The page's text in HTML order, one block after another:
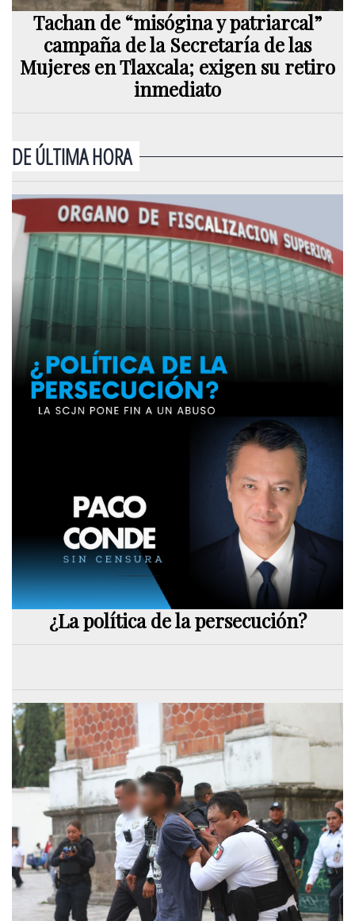
Tachan de “misógina y patriarcal”
campaña de la Secretaría de las
Mujeres en Tlaxcala; exigen su retiro
inmediato
DE ÚLTIMA HORA
¿La política de la persecución?